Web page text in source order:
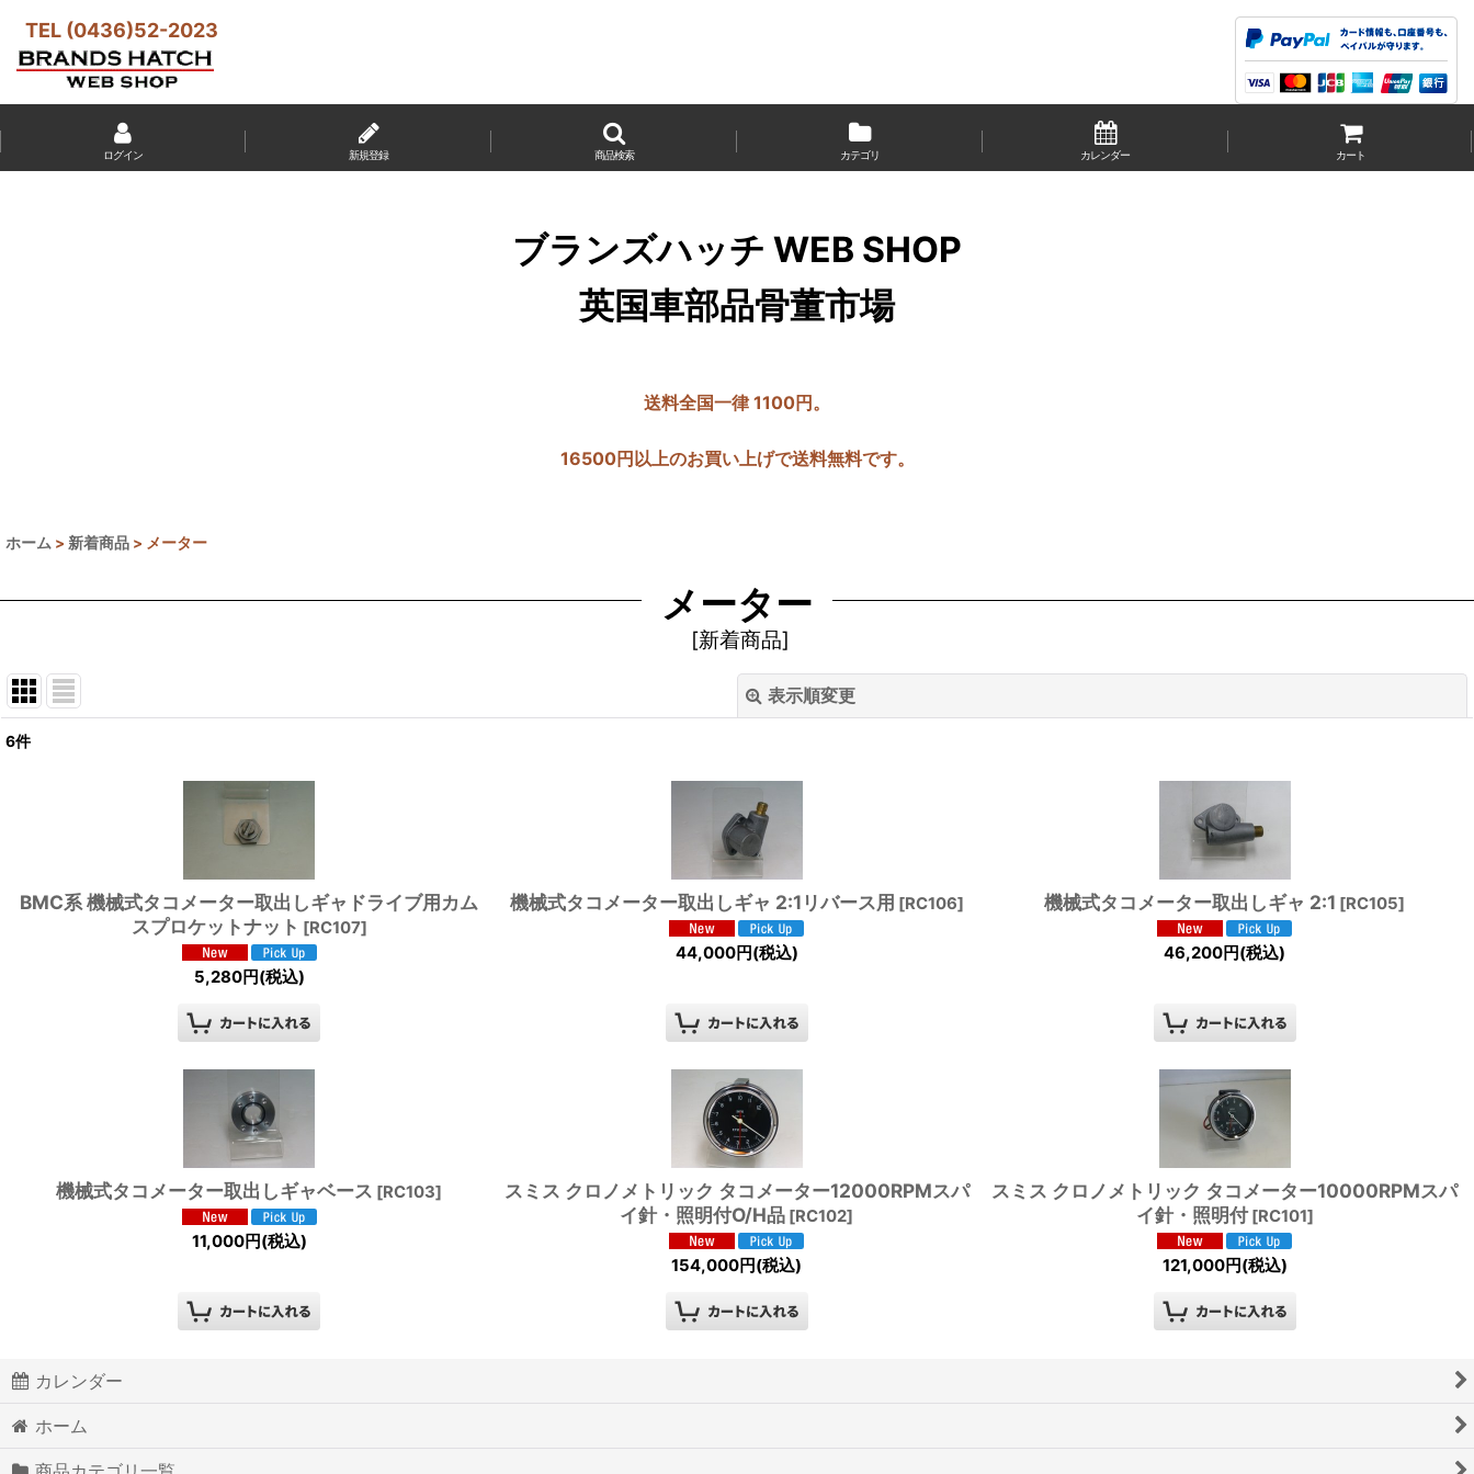
TEL (0436)52-2023
ログイン 新規登録 商品検索 カテゴリ カレンダー カート
ブランズハッチ WEB SHOP
英国車部品骨董市場
送料全国一律 1100円。
16500円以上のお買い上げで送料無料です。
ホーム > 新着商品 > メーター
メーター
[新着商品]
表示順変更
絞り込む
6件
BMC系 機械式タコメーター取出しギャドライブ用カム
スプロケットナット [RC107]
5,280円(税込)
機械式タコメーター取出しギャ 2:1リバース用 [RC106]
44,000円(税込)
機械式タコメーター取出しギャ 2:1 [RC105]
46,200円(税込)
機械式タコメーター取出しギャベース [RC103]
11,000円(税込)
スミス クロノメトリック タコメーター12000RPMスパ
イ針・照明付O/H品 [RC102]
154,000円(税込)
スミス クロノメトリック タコメーター10000RPMスパ
イ針・照明付 [RC101]
121,000円(税込)
カレンダー
ホーム